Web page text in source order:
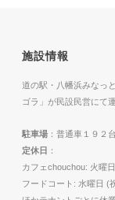
施設情報
道の駅・八幡浜みなっ
ゴラ」が民設民営にて
駐車場 ：普通車１９２
定休日 ：
カフェchouchou: 火曜
フードコート: 水曜日 (